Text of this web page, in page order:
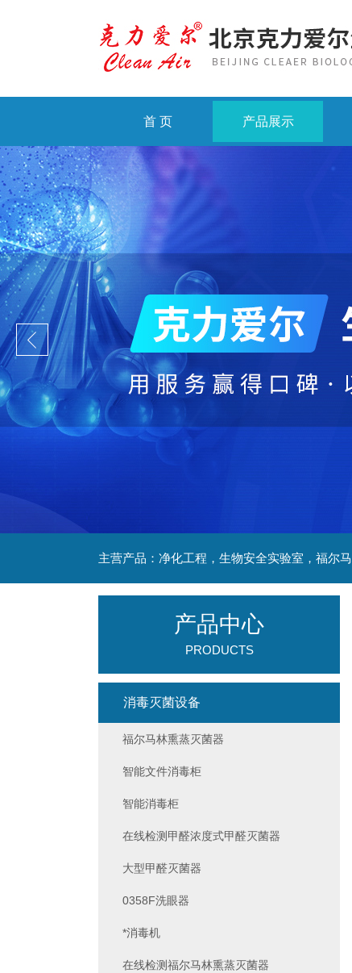
首 页 产品展示
产品中心
PRODUCTS
消毒灭菌设备
福尔马林熏蒸灭菌器
智能文件消毒柜
智能消毒柜
在线检测甲醛浓度式甲醛灭菌器
大型甲醛灭菌器
0358F洗眼器
*消毒机
在线检测福尔马林熏蒸灭菌器